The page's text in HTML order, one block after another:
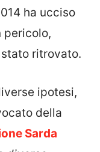
ha ucciso
pericolo,
ritrovato.
ipotesi,
della
Sarda